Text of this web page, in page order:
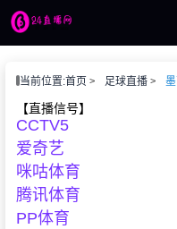
事
当前位置:首页 足球直播
【直播信号】
CCTV5
爱奇艺
咪咕体育
腾讯体育
PP体育